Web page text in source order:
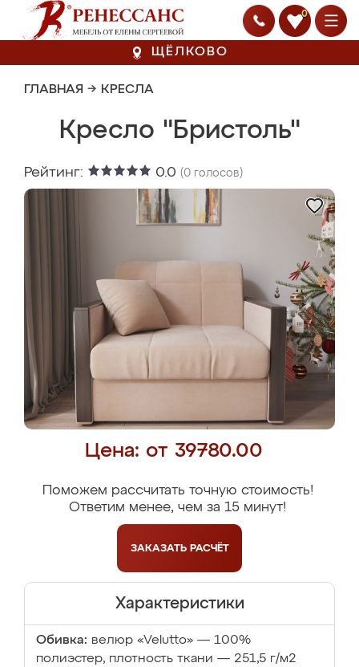
0
ЩЁЛКОВО
ГЛАВНАЯ → КРЕСЛА
Кресло "Бристоль"
Рейтинг: 0.0 (0 голосов)
Цена: от 39780.00
Поможем рассчитать точную стоимость!
Ответим менее, чем за 15 минут!
ЗАКАЗАТЬ РАСЧЁТ
Характеристики
Обивка: велюр «Velutto» — 100%
полиэстер, плотность ткани — 251,5 г/м2